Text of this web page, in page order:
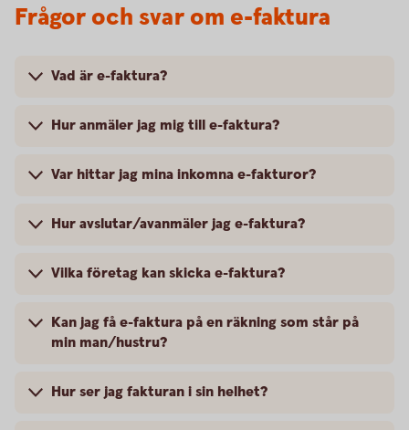
Frågor och svar om e-faktura
Vad är e-faktura?
Hur anmäler jag mig till e-faktura?
Var hittar jag mina inkomna e-fakturor?
Hur avslutar/avanmäler jag e-faktura?
Vilka företag kan skicka e-faktura?
Kan jag få e-faktura på en räkning som står på
min man/hustru?
Hur ser jag fakturan i sin helhet?